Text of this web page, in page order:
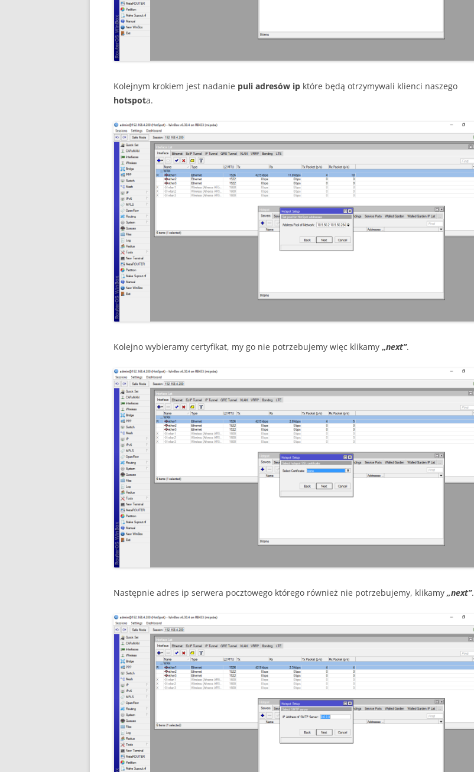
Kolejnym krokiem jest nadanie puli adresów ip które będą otrzymywali klienci naszego
hotspota.
Kolejno wybieramy certyfikat, my go nie potrzebujemy więc klikamy „next”.
Następnie adres ip serwera pocztowego którego również nie potrzebujemy, klikamy „next”.